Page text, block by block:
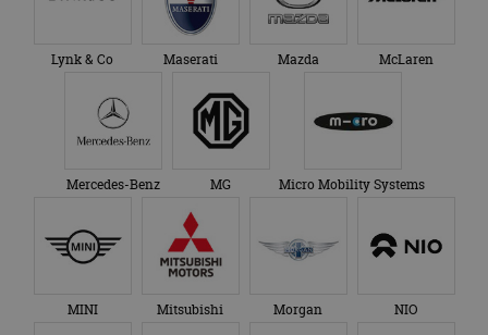
Lynk & Co Maserati Mazda McLaren
Mercedes-Benz MG Micro Mobility Systems
MINI Mitsubishi Morgan NIO